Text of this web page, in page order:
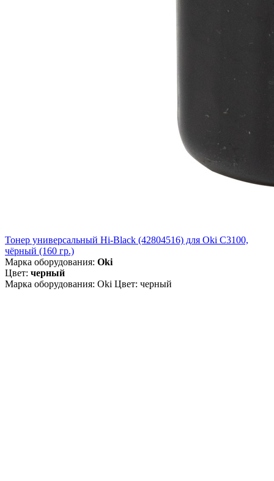
Тонер универсальный Hi-Black (42804516) для Oki С3100,
чёрный (160 гр.)
Марка оборудования: Oki
Цвет: черный
Марка оборудования: Oki Цвет: черный